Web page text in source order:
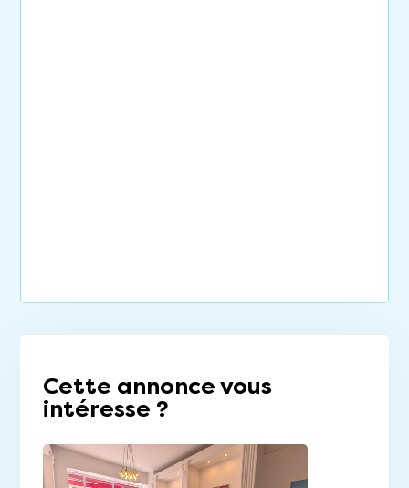
Cette annonce vous
intéresse ?